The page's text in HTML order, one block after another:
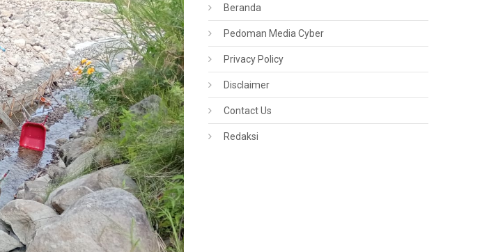
Beranda
Pedoman Media Cyber
Privacy Policy
Disclaimer
Contact Us
Redaksi